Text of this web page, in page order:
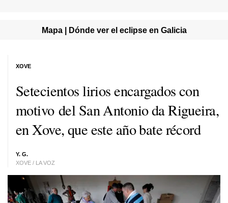
Mapa | Dónde ver el eclipse en Galicia
Setecientos lirios encargados con
motivo del San Antonio da Rigueira,
en Xove, que este año bate récord
Y. G.
XOVE / LA VOZ
XOVE